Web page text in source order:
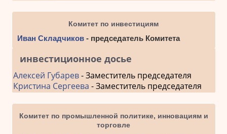
Комитет по инвестициям
Иван Складчиков- председатель Комитета
инвестиционное досье
Алексей Губарев- Заместитель председателя
Кристина Сергеева - Заместитель председателя
Комитет по промышленной политике, инновациям и
торговле